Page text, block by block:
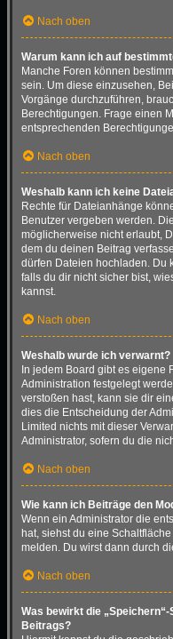
Nach oben
Warum kann ich auf
Manche Foren können
sein. Um diese einzusehen,
Vorgänge durchzuführen,
Berechtigungen. Frage einen
entsprechenden
Nach oben
Weshalb kann ich keine
Rechte für Dateianhänge
Benutzer vergeben werden.
möglicherweise nicht erlaubt,
dem du deinen Beitrag
dürfen Dateien hochladen. Du
falls du dir nicht sicher bist,
kannst.
Nach oben
Weshalb wurde ich verwarnt?
In jedem Board gibt es eigene
Administration festgelegt
verstoßen hast, kann sie dir
dies die Entscheidung der
Limited nichts mit dieser
Administrator, sofern du die
Nach oben
Wie kann ich Beiträge den
Wenn ein Administrator die
hat, siehst du eine
melden. Du wirst dann durch
Nach oben
Was bewirkt die
Beitrags?